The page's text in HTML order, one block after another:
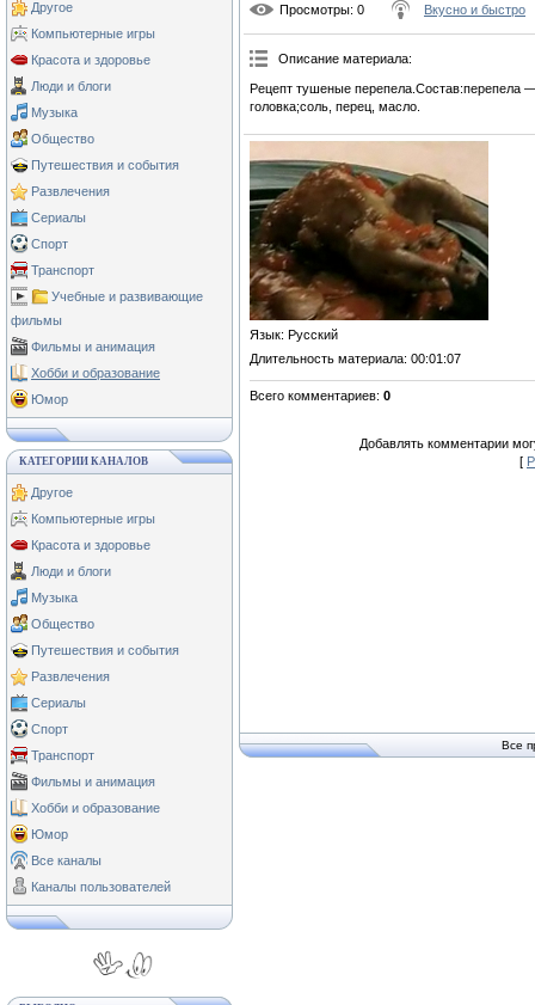
Другое
Компьютерные игры
Красота и здоровье
Люди и блоги
Музыка
Общество
Путешествия и события
Развлечения
Сериалы
Спорт
Транспорт
Учебные и развивающие
фильмы
Фильмы и анимация
Хобби и образование
Юмор
КАТЕГОРИИ КАНАЛОВ
Другое
Компьютерные игры
Красота и здоровье
Люди и блоги
Музыка
Общество
Путешествия и события
Развлечения
Сериалы
Спорт
Транспорт
Фильмы и анимация
Хобби и образование
Юмор
Все каналы
Каналы пользователей
Просмотры: 0 Вкусно и быстро
Описание материала:
Рецепт тушеные
головка;соль, перец, масло.
Язык: Русский
Длительность материала: 00:01:07
Всего комментариев: 0
Добавлять комментарии
[
Все